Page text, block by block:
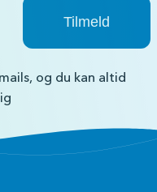
og du kan altid